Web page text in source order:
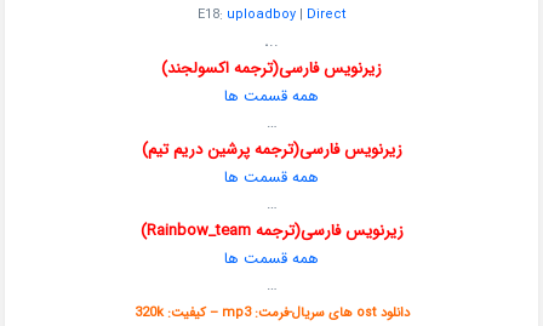
E18: uploadboy| Direct
..
.
زیرنویس فارسی(ترجمه اکسولجند)
همه قسمت ها
…
زیرنویس فارسی(ترجمه پرشین دریم تیم)
همه قسمت ها
…
زیرنویس فارسی(ترجمه Rainbow_team)
همه قسمت ها
…
دانلود ost های سریال-فرمت: mp3 – کیفیت: 320k